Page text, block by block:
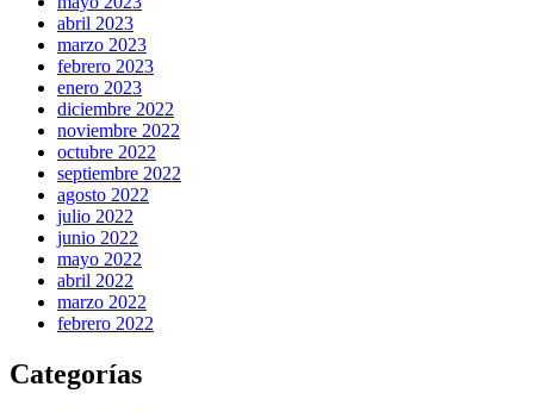
abril 2023
marzo 2023
febrero 2023
enero 2023
diciembre 2022
noviembre 2022
octubre 2022
septiembre 2022
agosto 2022
julio 2022
junio 2022
mayo 2022
abril 2022
marzo 2022
febrero 2022
Categorías